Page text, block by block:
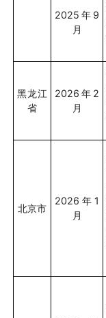
2025 年 9
月
黑龙江
省
2026 年 2
月
北京市
2026 年 1
月